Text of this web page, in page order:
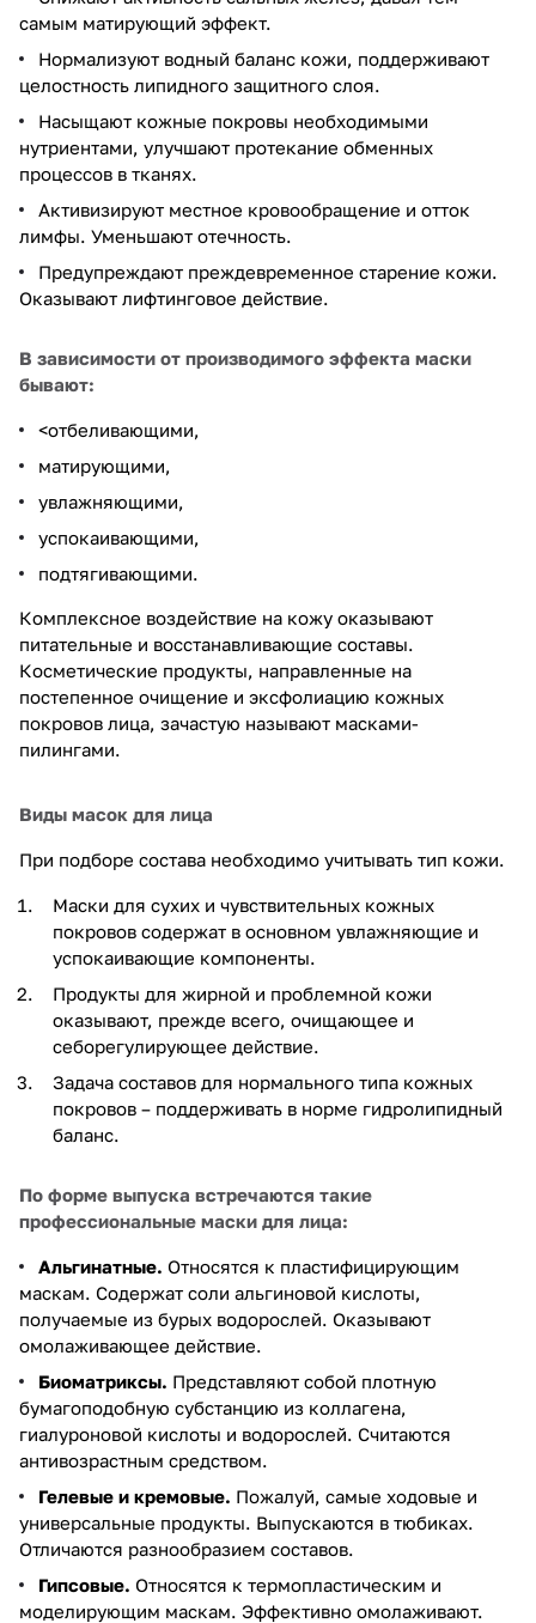
самым матирующий эффект.
Нормализуют водный баланс кожи, поддерживают
целостность липидного защитного слоя.
Насыщают кожные покровы необходимыми
нутриентами, улучшают протекание обменных
процессов в тканях.
Активизируют местное кровообращение и отток
лимфы. Уменьшают отечность.
Предупреждают преждевременное старение кожи.
Оказывают лифтинговое действие.
В зависимости от производимого эффекта маски
бывают:
<отбеливающими,
матирующими,
увлажняющими,
успокаивающими,
подтягивающими.
Комплексное воздействие на кожу оказывают
питательные и восстанавливающие составы.
Косметические продукты, направленные на
постепенное очищение и эксфолиацию кожных
покровов лица, зачастую называют масками-
пилингами.
Виды масок для лица
При подборе состава необходимо учитывать тип кожи.
Маски для сухих и чувствительных кожных
покровов содержат в основном увлажняющие и
успокаивающие компоненты.
Продукты для жирной и проблемной кожи
оказывают, прежде всего, очищающее и
себорегулирующее действие.
Задача составов для нормального типа кожных
покровов – поддерживать в норме гидролипидный
баланс.
По форме выпуска встречаются такие
профессиональные маски для лица:
Альгинатные. Относятся к пластифицирующим
маскам. Содержат соли альгиновой кислоты,
получаемые из бурых водорослей. Оказывают
омолаживающее действие.
Биоматриксы. Представляют собой плотную
бумагоподобную субстанцию из коллагена,
гиалуроновой кислоты и водорослей. Считаются
антивозрастным средством.
Гелевые и кремовые. Пожалуй, самые ходовые и
универсальные продукты. Выпускаются в тюбиках.
Отличаются разнообразием составов.
Гипсовые. Относятся к термопластическим и
моделирующим маскам. Эффективно омолаживают.